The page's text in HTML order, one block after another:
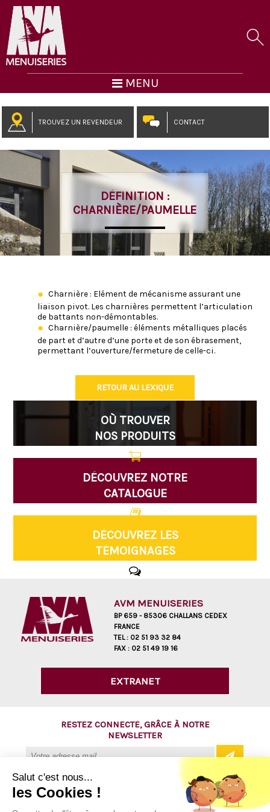
MENU
TROUVEZ UN REVENDEUR CONTACT
DÉFINITION :
CHARNIÈRE/PAUMELLE
Charnière : Elément de mécanisme assurant une
liaison pivot. Les charnières permettent l’articulation
de battants non-démontables.
Charnière/paumelle : éléments métalliques placés
de part et d’autre d’une porte et de son ébrasement,
permettant l’ouverture/fermeture de celle-ci.
RETOUR AU LEXIQUE
OÙ TROUVER
NOS PRODUITS
DÉCOUVREZ NOTRE
CATALOGUE
DÉCOUVREZ LES
TÉMOIGNAGES
AVM MENUISERIES
BP 659 - 85306 CHALLANS CEDEX
FRANCE
TEL : 02 51 93 32 84
FAX : 02 51 49 19 16
EXTRANET
RESTEZ CONNECTÉ, GRÂCE À NOTRE
NEWSLETTER
@ Copyright 2016 - AVM Menuiseries
Salut c'est nous...
les Cookies !